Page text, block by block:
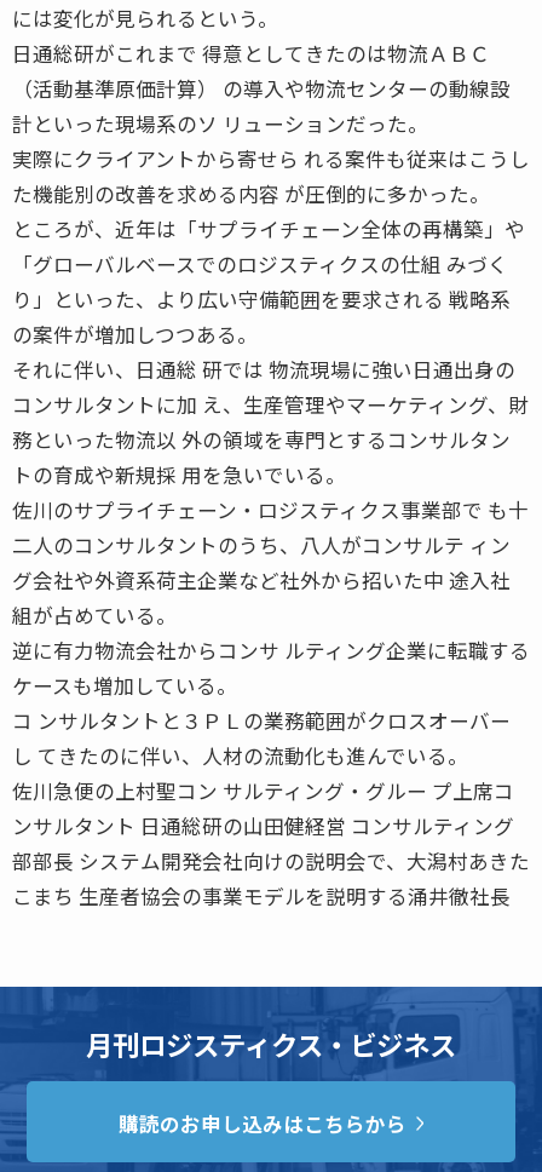
には変化が見られるという。
日通総研がこれまで 得意としてきたのは物流ＡＢＣ
（活動基準原価計算） の導入や物流センターの動線設
計といった現場系のソ リューションだった。
実際にクライアントから寄せら れる案件も従来はこうし
た機能別の改善を求める内容 が圧倒的に多かった。
ところが、近年は「サプライチェーン全体の再構築」や
「グローバルベースでのロジスティクスの仕組 みづく
り」といった、より広い守備範囲を要求される 戦略系
の案件が増加しつつある。
それに伴い、日通総 研では 物流現場に強い日通出身の
コンサルタントに加 え、生産管理やマーケティング、財
務といった物流以 外の領域を専門とするコンサルタン
トの育成や新規採 用を急いでいる。
佐川のサプライチェーン・ロジスティクス事業部で も十
二人のコンサルタントのうち、八人がコンサルテ ィン
グ会社や外資系荷主企業など社外から招いた中 途入社
組が占めている。
逆に有力物流会社からコンサ ルティング企業に転職する
ケースも増加している。
コ ンサルタントと３ＰＬの業務範囲がクロスオーバー
し てきたのに伴い、人材の流動化も進んでいる。
佐川急便の上村聖コン サルティング・グルー プ上席コ
ンサルタント 日通総研の山田健経営 コンサルティング
部部長 システム開発会社向けの説明会で、大潟村あきた
こまち 生産者協会の事業モデルを説明する涌井徹社長
月刊ロジスティクス・ビジネス
購読のお申し込みはこちらから